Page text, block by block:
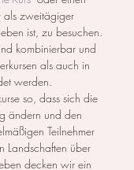
als zweitägiger
ist, zu besuchen.
kombinierbar und
als auch in
werden.
so, dass sich die
ändern und den
Teilnehmer
Landschaften über
decken wir ein